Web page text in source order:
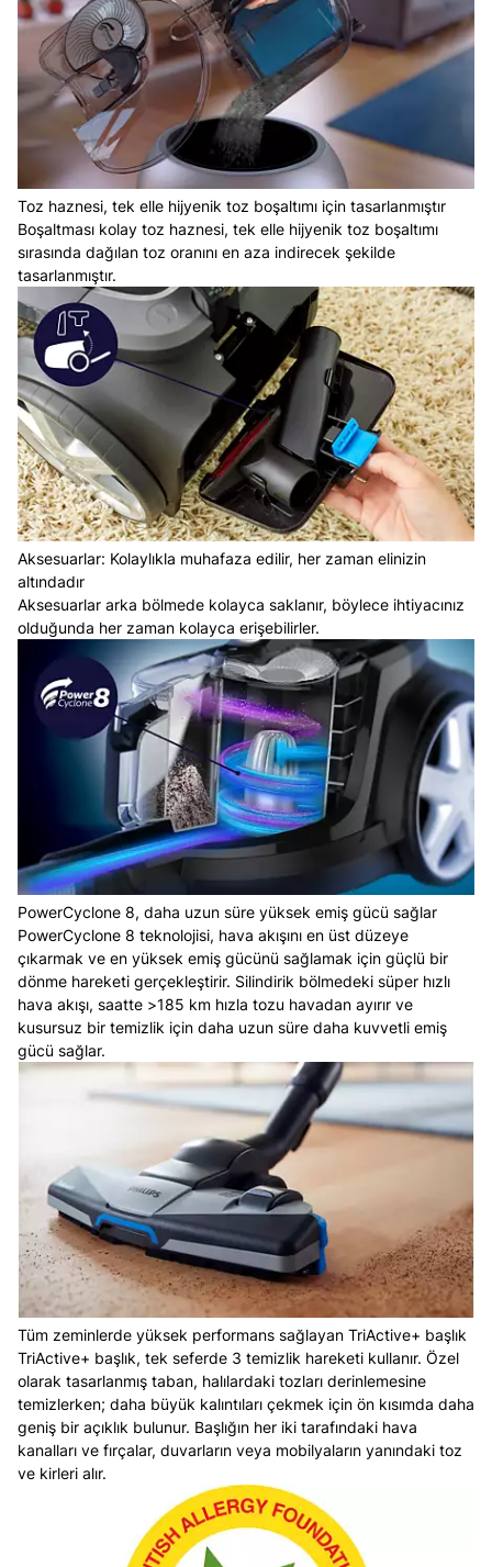
Toz haznesi, tek elle hijyenik toz boşaltımı için tasarlanmıştır
Boşaltması kolay toz haznesi, tek elle hijyenik toz boşaltımı
sırasında dağılan toz oranını en aza indirecek şekilde
tasarlanmıştır.
Aksesuarlar: Kolaylıkla muhafaza edilir, her zaman elinizin
altındadır
Aksesuarlar arka bölmede kolayca saklanır, böylece ihtiyacınız
olduğunda her zaman kolayca erişebilirler.
PowerCyclone 8, daha uzun süre yüksek emiş gücü sağlar
PowerCyclone 8 teknolojisi, hava akışını en üst düzeye
çıkarmak ve en yüksek emiş gücünü sağlamak için güçlü bir
dönme hareketi gerçekleştirir. Silindirik bölmedeki süper hızlı
hava akışı, saatte >185 km hızla tozu havadan ayırır ve
kusursuz bir temizlik için daha uzun süre daha kuvvetli emiş
gücü sağlar.
Tüm zeminlerde yüksek performans sağlayan TriActive+ başlık
TriActive+ başlık, tek seferde 3 temizlik hareketi kullanır. Özel
olarak tasarlanmış taban, halılardaki tozları derinlemesine
temizlerken; daha büyük kalıntıları çekmek için ön kısımda daha
geniş bir açıklık bulunur. Başlığın her iki tarafındaki hava
kanalları ve fırçalar, duvarların veya mobilyaların yanındaki toz
ve kirleri alır.